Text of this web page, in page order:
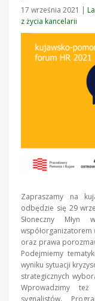
17 września 2021 |
z życia kancelarii
Zapraszamy na
odbędzie się 29
Słoneczny
oraz prawa
Podejmiemy
wyniku sytuacji
strategicznych
Wprowadzimy
sygnalistów.